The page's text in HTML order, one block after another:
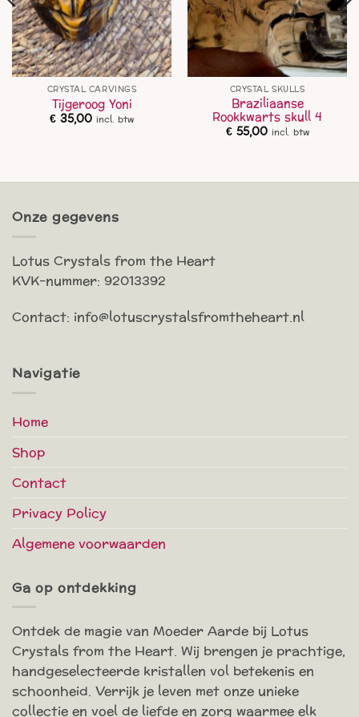
CRYSTAL CARVINGS
Tijgeroog Yoni
€ 35,00 incl. btw
CRYSTAL SKULLS
Braziliaanse
Rookkwarts skull 4
€55,00 incl. btw
Onze gegevens
Lotus Crystals from the Heart
KVK-nummer: 92013392
Contact: info@lotuscrystalsfromtheheart.nl
Navigatie
Home
Shop
Contact
Privacy Policy
Algemene voorwaarden
Ga op ontdekking
Ontdek de magie van Moeder Aarde bij Lotus
Crystals from the Heart. Wij brengen je prachtige,
handgeselecteerde kristallen vol betekenis en
schoonheid. Verrijk je leven met onze unieke
collectie en voel de liefde en zorg waarmee elk